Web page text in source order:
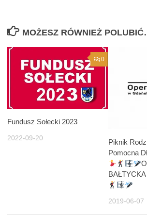
MOŻESZ RÓWNIEŻ
0
Fundusz Sołecki 2023
2022-09-20
Piknik
Pomocna
2019-06-07